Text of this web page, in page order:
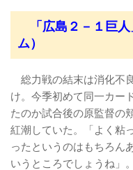
「広島２－１巨人
ム）
総力戦の結末は消化不
け。今季初めて同一カー
たのか試合後の原監督の頬
紅潮していた。「よく粘
ったというのはもちろん
いうところでしょうね」。